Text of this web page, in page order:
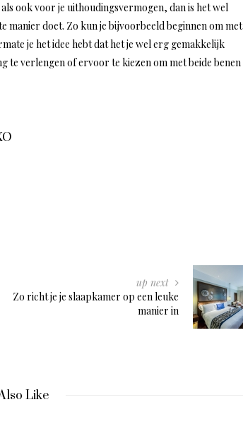
ook voor je uithoudingsvermogen, dan is het wel
manier doet. Zo kun je bijvoorbeeld beginnen om met
je het idee hebt dat het je wel erg gemakkelijk
te verlengen of ervoor te kiezen om met beide benen
up next
Zo richt je je slaapkamer op een leuke
manier in
Like